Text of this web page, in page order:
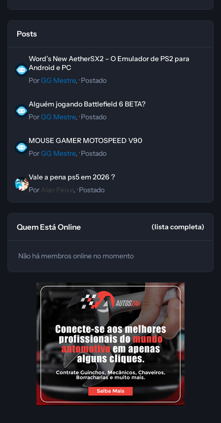
Posts
Word’s New AetherSX2 – O Emulador de PS2 para
Android e PC
PorGG Mestre, ·Postado
Alguém jogando Battlefield 6 BETA?
PorGG Mestre, ·Postado
MOUSE GAMER MOTOSPEED V90
PorGG Mestre, ·Postado
Vale a pena ps5 em 2026 ?
Por Alan Peixe, ·Postado
Quem Está Online (lista completa)
Não há membros online no momento